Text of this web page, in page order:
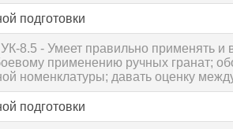
подготовки
8.5 - Умеет правильно применять
применению ручных гранат;
номенклатуры; давать оценку
подготовки